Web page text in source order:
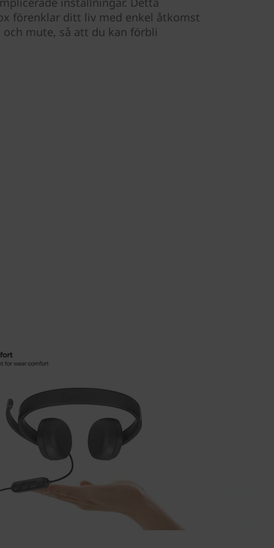
förenklar ditt liv med enkel åtkomst
mute, så att du kan förbli